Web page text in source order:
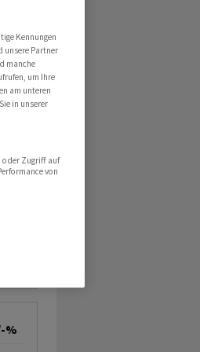
%
Kennungen
unsere Partner
manche
um Ihre
am unteren
in unserer
oder Zugriff auf
von